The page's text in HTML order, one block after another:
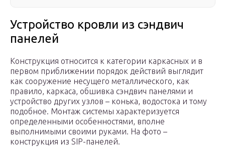
Устройство кровли из сэндвич
панелей
Конструкция относится к категории каркасных и в
первом приближении порядок действий выглядит
как сооружение несущего металлического, как
правило, каркаса, обшивка сэндвич панелями и
устройство других узлов – конька, водостока и тому
подобное. Монтаж системы характеризуется
определенными особенностями, вполне
выполнимыми своими руками. На фото –
конструкция из SIP-панелей.